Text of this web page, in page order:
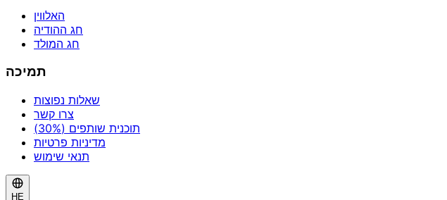
האלווין
חג ההודיה
חג המולד
תמיכה
שאלות נפוצות
צרו קשר
תוכנית שותפים (30%)
מדיניות פרטיות
תנאי שימוש
HE